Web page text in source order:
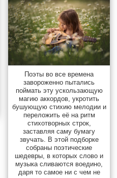
Поэты во все времена
завороженно пытались
поймать эту ускользающую
магию аккордов, укротить
бушующую стихию мелодии и
переложить её на ритм
стихотворных строк,
заставляя саму бумагу
звучать. В этой подборке
собраны поэтические
шедевры, в которых слово и
музыка сливаются воедино,
даря то самое ни с чем не